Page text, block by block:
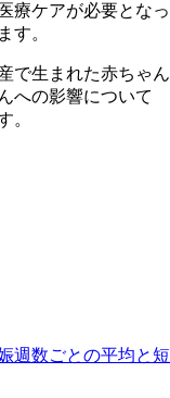
療ケアが必要となっ
す。
で生まれた赤ちゃん
への影響について
。
週数ごとの平均と短